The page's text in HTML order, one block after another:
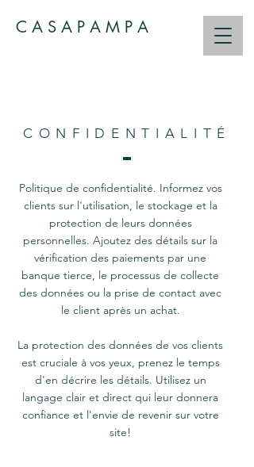
C A S A P A M P A
CONFIDENTIALITÉ
Politique de confidentialité. Informez vos
clients sur l'utilisation, le stockage et la
protection de leurs données
personnelles. Ajoutez des détails sur la
vérification des paiements par une
banque tierce, le processus de collecte
des données ou la prise de contact avec
le client après un achat.
La protection des données de vos clients
est cruciale à vos yeux, prenez le temps
d'en décrire les détails. Utilisez un
langage clair et direct qui leur donnera
confiance et l'envie de revenir sur votre
site!